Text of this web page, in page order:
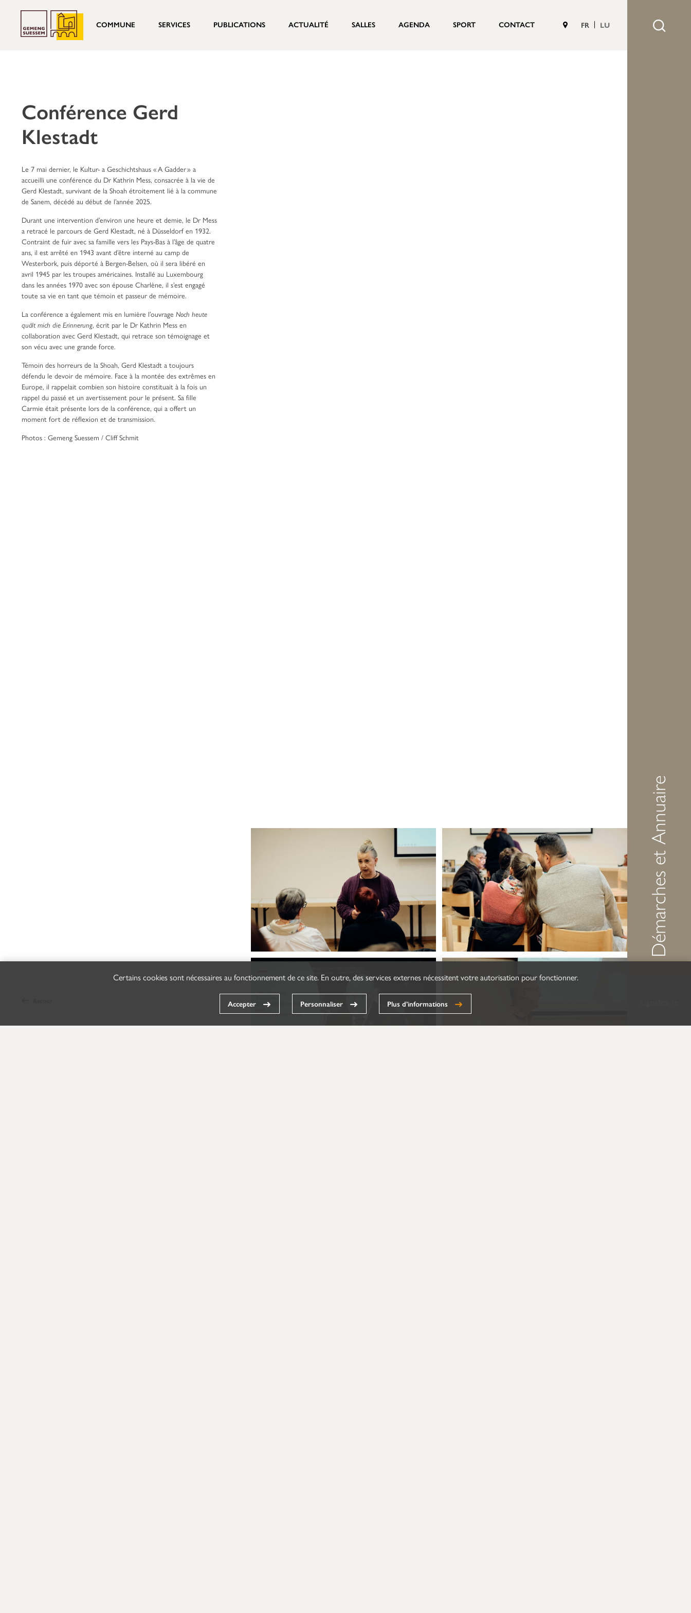
COMMUNE SERVICES PUBLICATIONS ACTUALITÉ SALLES AGENDA SPORT CONTACT FR LU
Démarches et Annuaire
Conférence Gerd
Klestadt
Le 7 mai dernier, le Kultur- a Geschichtshaus « A Gadder » a
accueilli une conférence du Dr Kathrin Mess, consacrée à la vie de
Gerd Klestadt, survivant de la Shoah étroitement lié à la commune
de Sanem, décédé au début de l’année 2025.
Durant une intervention d’environ une heure et demie, le Dr Mess
a retracé le parcours de Gerd Klestadt, né à Düsseldorf en 1932.
Contraint de fuir avec sa famille vers les Pays-Bas à l’âge de quatre
ans, il est arrêté en 1943 avant d’être interné au camp de
Westerbork, puis déporté à Bergen-Belsen, où il sera libéré en
avril 1945 par les troupes américaines. Installé au Luxembourg
dans les années 1970 avec son épouse Charlène, il s’est engagé
toute sa vie en tant que témoin et passeur de mémoire.
La conférence a également mis en lumière l’ouvrage Noch heute
quält mich die Erinnerung, écrit par le Dr Kathrin Mess en
collaboration avec Gerd Klestadt, qui retrace son témoignage et
son vécu avec une grande force.
Témoin des horreurs de la Shoah, Gerd Klestadt a toujours
défendu le devoir de mémoire. Face à la montée des extrêmes en
Europe, il rappelait combien son histoire constituait à la fois un
rappel du passé et un avertissement pour le présent. Sa fille
Carmie était présente lors de la conférence, qui a offert un
moment fort de réflexion et de transmission.
Photos : Gemeng Suessem / Cliff Schmit
Certains cookies sont nécessaires au fonctionnement de ce site. En outre, des services externes nécessitent votre autorisation pour fonctionner.
Accepter Personnaliser Plus d’informations